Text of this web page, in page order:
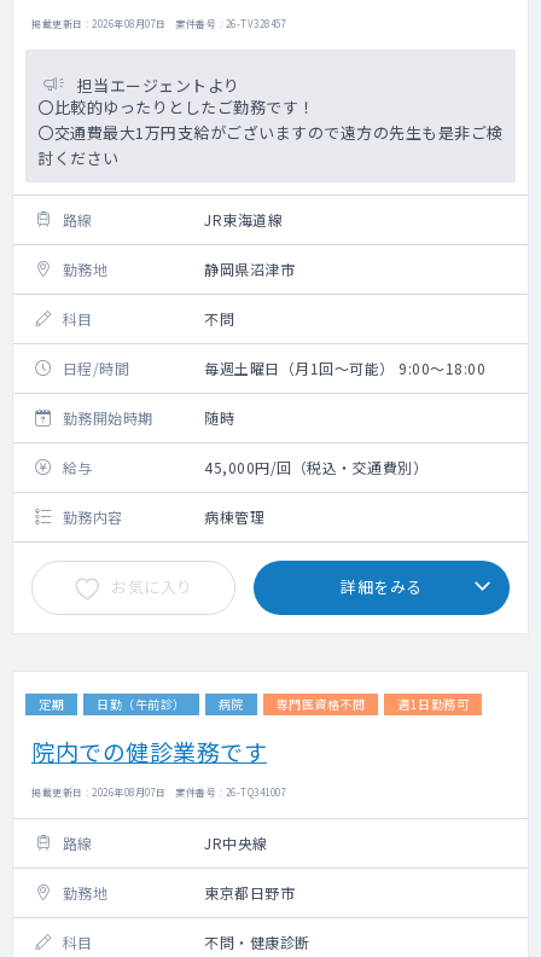
掲載更新日 : 2026年08月07日 案件番号 : 26-TV328457
担当エージェントより
〇比較的ゆったりとしたご勤務です！
〇交通費最大1万円支給がございますので遠方の先生も是非ご検
討ください
路線 JR東海道線
勤務地 静岡県沼津市
科目 不問
日程/時間 毎週土曜日（月1回～可能） 9:00～18:00
勤務開始時期 随時
給与 45,000円/回（税込・交通費別）
勤務内容 病棟管理
お気に入り 詳細をみる
定期 日勤（午前診） 病院 専門医資格不問 週1日勤務可
院内での健診業務です
掲載更新日 : 2026年08月07日 案件番号 : 26-TQ341007
路線 JR中央線
勤務地 東京都日野市
科目 不問・健康診断